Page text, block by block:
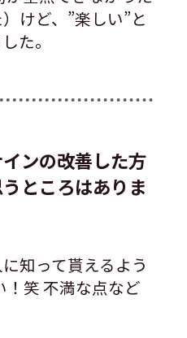
けど、”楽しい”と
た。
ンの改善した方
ところはありま
知って貰えるよう
！笑 不満な点など